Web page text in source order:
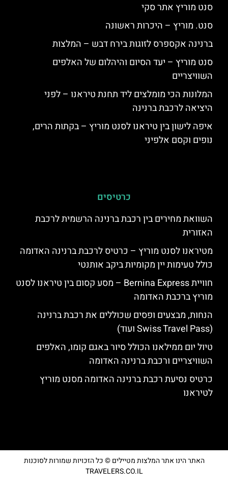
סנט מוריץ אתר סקי
סנט. מוריץ – היכרות ראשונה
ברנינה אקספרס לזוגות בירח דבש – המלצות
סנט מוריץ – יעד הסיום והיהלום של האלפים
השוויצריים
המלונות הכי מומלצים ליד תחנת טיראנו – לפני
היציאה לרכבת ברנינה
איפה לישון בין טיראנו לסנט מוריץ – בקתות הרים,
נופים וקסם אלפיני
כרטיסים
השוואת מחירים בין רכבת ברנינה הרשמית לרכבת
האזורית
מטיראנו לסנט מוריץ – כרטיס לרכבת ברנינה האדומה
כולל טעימות יין מקומיות ביקב אותנטי
חוויית Bernina Express – מסע קסום בין טיראנו לסנט
מוריץ ברכבת האדומה
הנחות, מבצעים ופסים שכוללים את רכבת ברנינה
(Swiss Travel Pass ועוד)
טיול יום ממילאנו הכולל סיור באגם קומו, האלפים
השוויצריים ורכבת ברנינה האדומה
כרטיס נסיעת רכבת ברנינה האדומה מסנט מוריץ
לטיראנו
האתר הינו אתר המלצות מטיילים © כל הזכויות שמורות לסוכנות
TRAVELERS.CO.IL